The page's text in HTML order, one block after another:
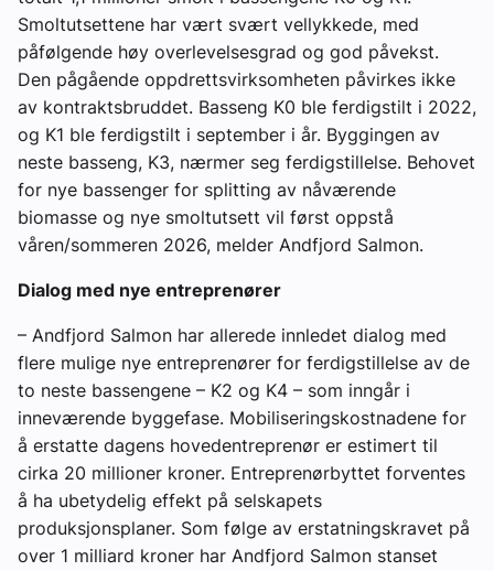
Smoltutsettene har vært svært vellykkede, med
påfølgende høy overlevelsesgrad og god påvekst.
Den pågående oppdrettsvirksomheten påvirkes ikke
av kontraktsbruddet. Basseng K0 ble ferdigstilt i 2022,
og K1 ble ferdigstilt i september i år. Byggingen av
neste basseng, K3, nærmer seg ferdigstillelse. Behovet
for nye bassenger for splitting av nåværende
biomasse og nye smoltutsett vil først oppstå
våren/sommeren 2026, melder Andfjord Salmon.
Dialog med nye entreprenører
– Andfjord Salmon har allerede innledet dialog med
flere mulige nye entreprenører for ferdigstillelse av de
to neste bassengene – K2 og K4 – som inngår i
inneværende byggefase. Mobiliseringskostnadene for
å erstatte dagens hovedentreprenør er estimert til
cirka 20 millioner kroner. Entreprenørbyttet forventes
å ha ubetydelig effekt på selskapets
produksjonsplaner. Som følge av erstatningskravet på
over 1 milliard kroner har Andfjord Salmon stanset